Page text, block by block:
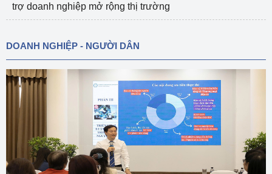
trợ doanh nghiệp mở rộng thị trường
DOANH NGHIỆP - NGƯỜI DÂN